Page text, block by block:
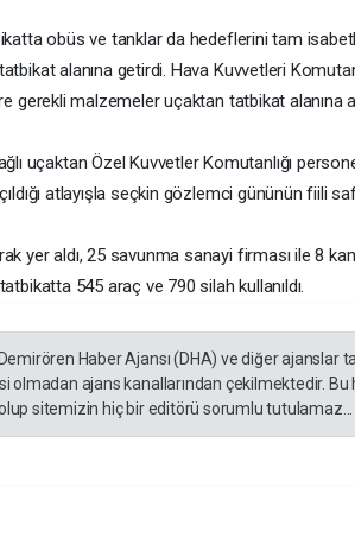
obüs ve tanklar da hedeflerini tam
alanına getirdi. Hava Kuvvetleri
gerekli malzemeler uçaktan tatbikat alanına
uçaktan Özel Kuvvetler Komutanlığı
atlayışla seçkin gözlemci gününün fiili
yer aldı, 25 savunma sanayi firması ile 8
545 araç ve 790 silah kullanıldı.
Haber Ajansı (DHA) ve diğer ajanslar
ajans kanallarından çekilmektedir. Bu
sitemizin hiç bir editörü sorumlu tutulamaz...